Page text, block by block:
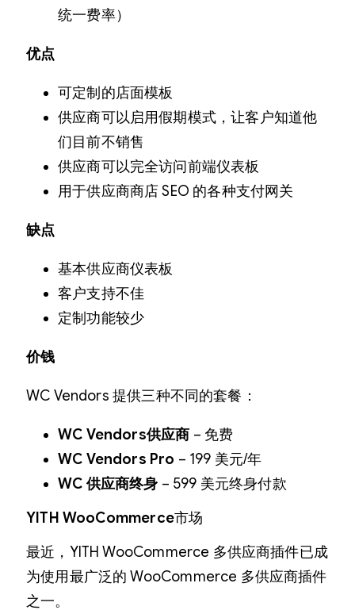
统一费率）
优点
可定制的店面模板
供应商可以启用假期模式，让客户知道他
们目前不销售
供应商可以完全访问前端仪表板
用于供应商商店 SEO 的各种支付网关
缺点
基本供应商仪表板
客户支持不佳
定制功能较少
价钱
WC Vendors 提供三种不同的套餐：
WC Vendors供应商 – 免费
WC Vendors Pro – 199 美元/年
WC 供应商终身 – 599 美元终身付款
YITH WooCommerce市场
最近，YITH WooCommerce 多供应商插件已成
为使用最广泛的 WooCommerce 多供应商插件
之一。